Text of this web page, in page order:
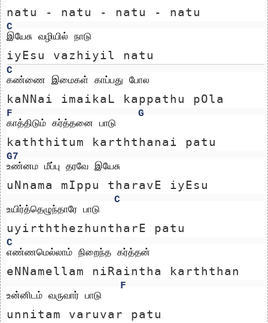
natu - natu - natu - natu
C
இயேசு வழியில் நாடு
iyEsu vazhiyil natu
C
கண்ணை இமைகள் காப்பது போல
kaNNai imaikaL kappathu pOla
F
G
காத்திடும் கர்த்தனை பாடு
kaththitum karththanai patu
G7
உண்னம மீப்பு தரவே இயேசு
uNnama mIppu tharavE iyEsu
C
உயிர்த்தெழுந்தாரே பாடு
uyirththezhuntharE patu
C
எண்ணமெல்லாம் நிறைந்த கர்த்தன்
eNNamellam niRaintha karththan
F
உன்னிடம் வருவார் பாடு
unnitam varuvar patu